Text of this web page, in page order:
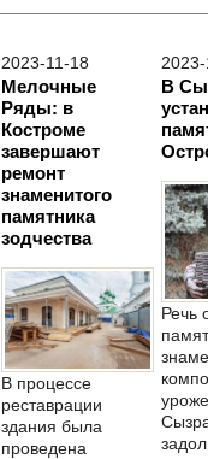
2023-11-18
Мелочные
Ряды: в
Костроме
завершают
ремонт
знаменитого
памятника
зодчества
В процессе
реставрации
здания была
проведена
В
Речь